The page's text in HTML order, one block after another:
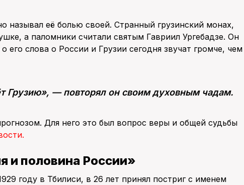
называл её болью своей. Странный грузинский монах,
а паломники считали святым Гавриил Ургебадзе. Он
его слова о России и Грузии сегодня звучат громче, чем
Грузию», — повторял он своим духовным чадам.
Для него это был вопрос веры и общей судьбы
и половина России»
году в Тбилиси, в 26 лет принял постриг с именем